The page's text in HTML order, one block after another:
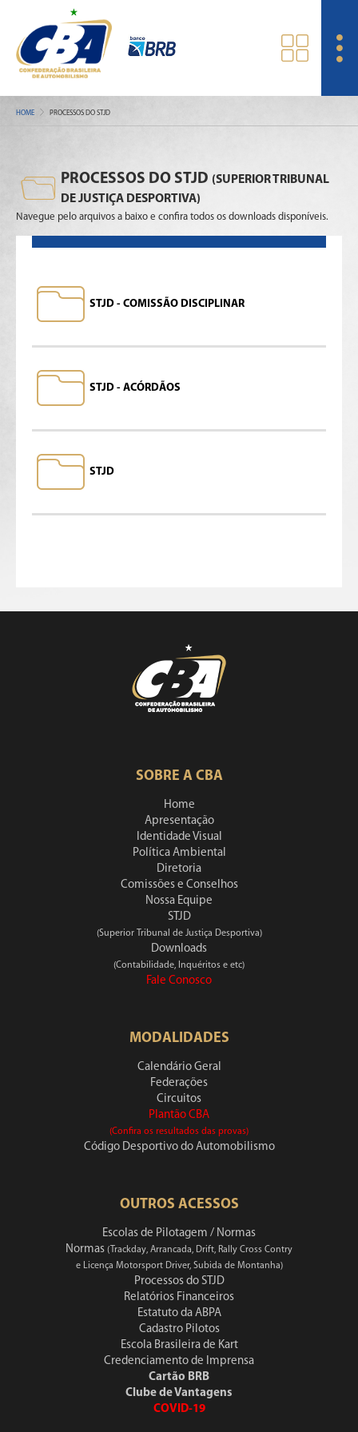
HOME PROCESSOS DO STJD
PROCESSOS DO STJD (SUPERIOR TRIBUNAL
DE JUSTIÇA DESPORTIVA)
Navegue pelo arquivos a baixo e confira todos os downloads disponíveis.
STJD - COMISSÃO DISCIPLINAR
STJD - ACÓRDÃOS
STJD
SOBRE A CBA
Home
Apresentação
Identidade Visual
Política Ambiental
Diretoria
Comissões e Conselhos
Nossa Equipe
STJD
(Superior Tribunal de Justiça Desportiva)
Downloads
(Contabilidade, Inquéritos e etc)
Fale Conosco
MODALIDADES
Calendário Geral
Federações
Circuitos
Plantão CBA
(Confira os resultados das provas)
Código Desportivo do Automobilismo
OUTROS ACESSOS
Escolas de Pilotagem / Normas
Normas (Trackday, Arrancada, Drift, Rally Cross Contry
e Licença Motorsport Driver, Subida de Montanha)
Processos do STJD
Relatórios Financeiros
Estatuto da ABPA
Cadastro Pilotos
Escola Brasileira de Kart
Credenciamento de Imprensa
Cartão BRB
Clube de Vantagens
COVID-19